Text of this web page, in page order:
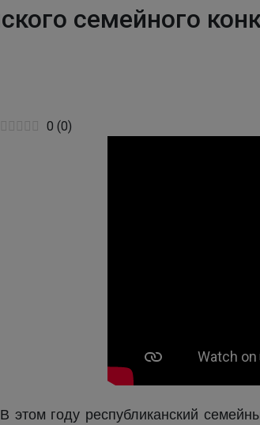
семейного
0 (0)
В этом году республиканский